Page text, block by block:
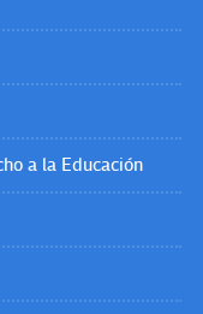
a la Educación